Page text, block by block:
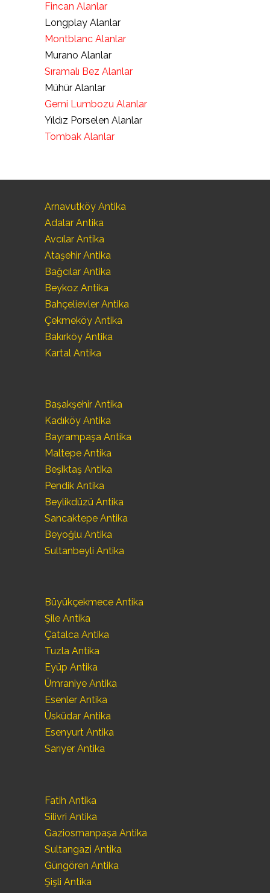
Fincan Alanlar
Longplay Alanlar
Montblanc Alanlar
Murano Alanlar
Sıramalı Bez Alanlar
Mühür Alanlar
Gemi Lumbozu Alanlar
Yıldız Porselen Alanlar
Tombak Alanlar
Arnavutköy Antika
Adalar Antika
Avcılar Antika
Ataşehir Antika
Bağcılar Antika
Beykoz Antika
Bahçelievler Antika
Çekmeköy Antika
Bakırköy Antika
Kartal Antika
Başakşehir Antika
Kadıköy Antika
Bayrampaşa Antika
Maltepe Antika
Beşiktaş Antika
Pendik Antika
Beylikdüzü Antika
Sancaktepe Antika
Beyoğlu Antika
Sultanbeyli Antika
Büyükçekmece Antika
Şile Antika
Çatalca Antika
Tuzla Antika
Eyüp Antika
Ümraniye Antika
Esenler Antika
Üsküdar Antika
Esenyurt Antika
Sarıyer Antika
Fatih Antika
Silivri Antika
Gaziosmanpaşa Antika
Sultangazi Antika
Güngören Antika
Şişli Antika